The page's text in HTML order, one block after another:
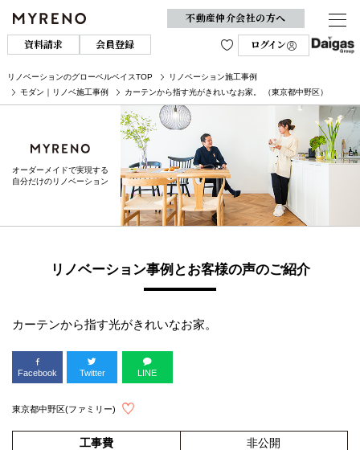
不動産仲介会社の方へ
資料請求
会員登録 ログイン
リノベーションのグローベルベイスTOP
リノベーション施工事例
モダン｜リノベ施工事例
カーテンから指す光がきれいなお家。 （東京都中野区）
オーダーメイドで実現する
自分だけのリノベーション
リノベーション事例とお客様の声のご紹介
カーテンから指す光がきれいなお家。
Facebook Twitter LINE
東京都中野区(ファミリー)
工事費
非公開